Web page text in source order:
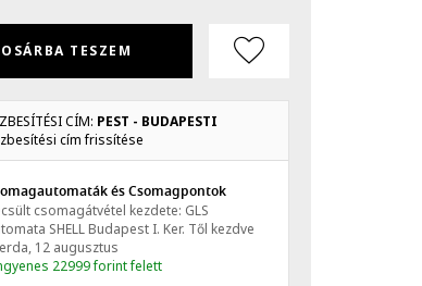
TESZEM
CÍM: PEST - BUDAPESTI
cím frissítése
és Csomagpontok
csomagátvétel kezdete: GLS
SHELL Budapest I. Ker. Től kezdve
12 augusztus
22999 forint felett